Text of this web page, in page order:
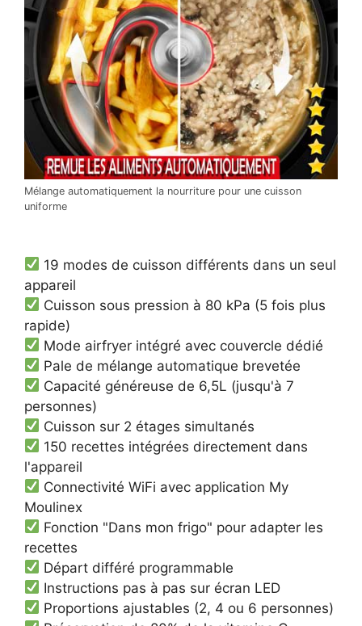
Mélange automatiquement la nourriture pour une cuisson
uniforme
19 modes de cuisson différents dans un seul
appareil
Cuisson sous pression à 80 kPa (5 fois plus
rapide)
Mode airfryer intégré avec couvercle dédié
Pale de mélange automatique brevetée
Capacité généreuse de 6,5L (jusqu'à 7
personnes)
Cuisson sur 2 étages simultanés
150 recettes intégrées directement dans
l'appareil
Connectivité WiFi avec application My
Moulinex
Fonction "Dans mon frigo" pour adapter les
recettes
Départ différé programmable
Instructions pas à pas sur écran LED
Proportions ajustables (2, 4 ou 6 personnes)